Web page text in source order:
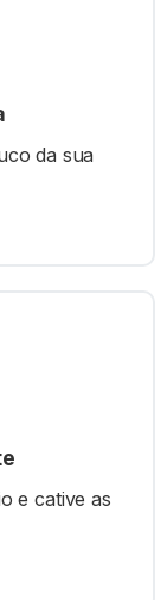
da sua
e cative as